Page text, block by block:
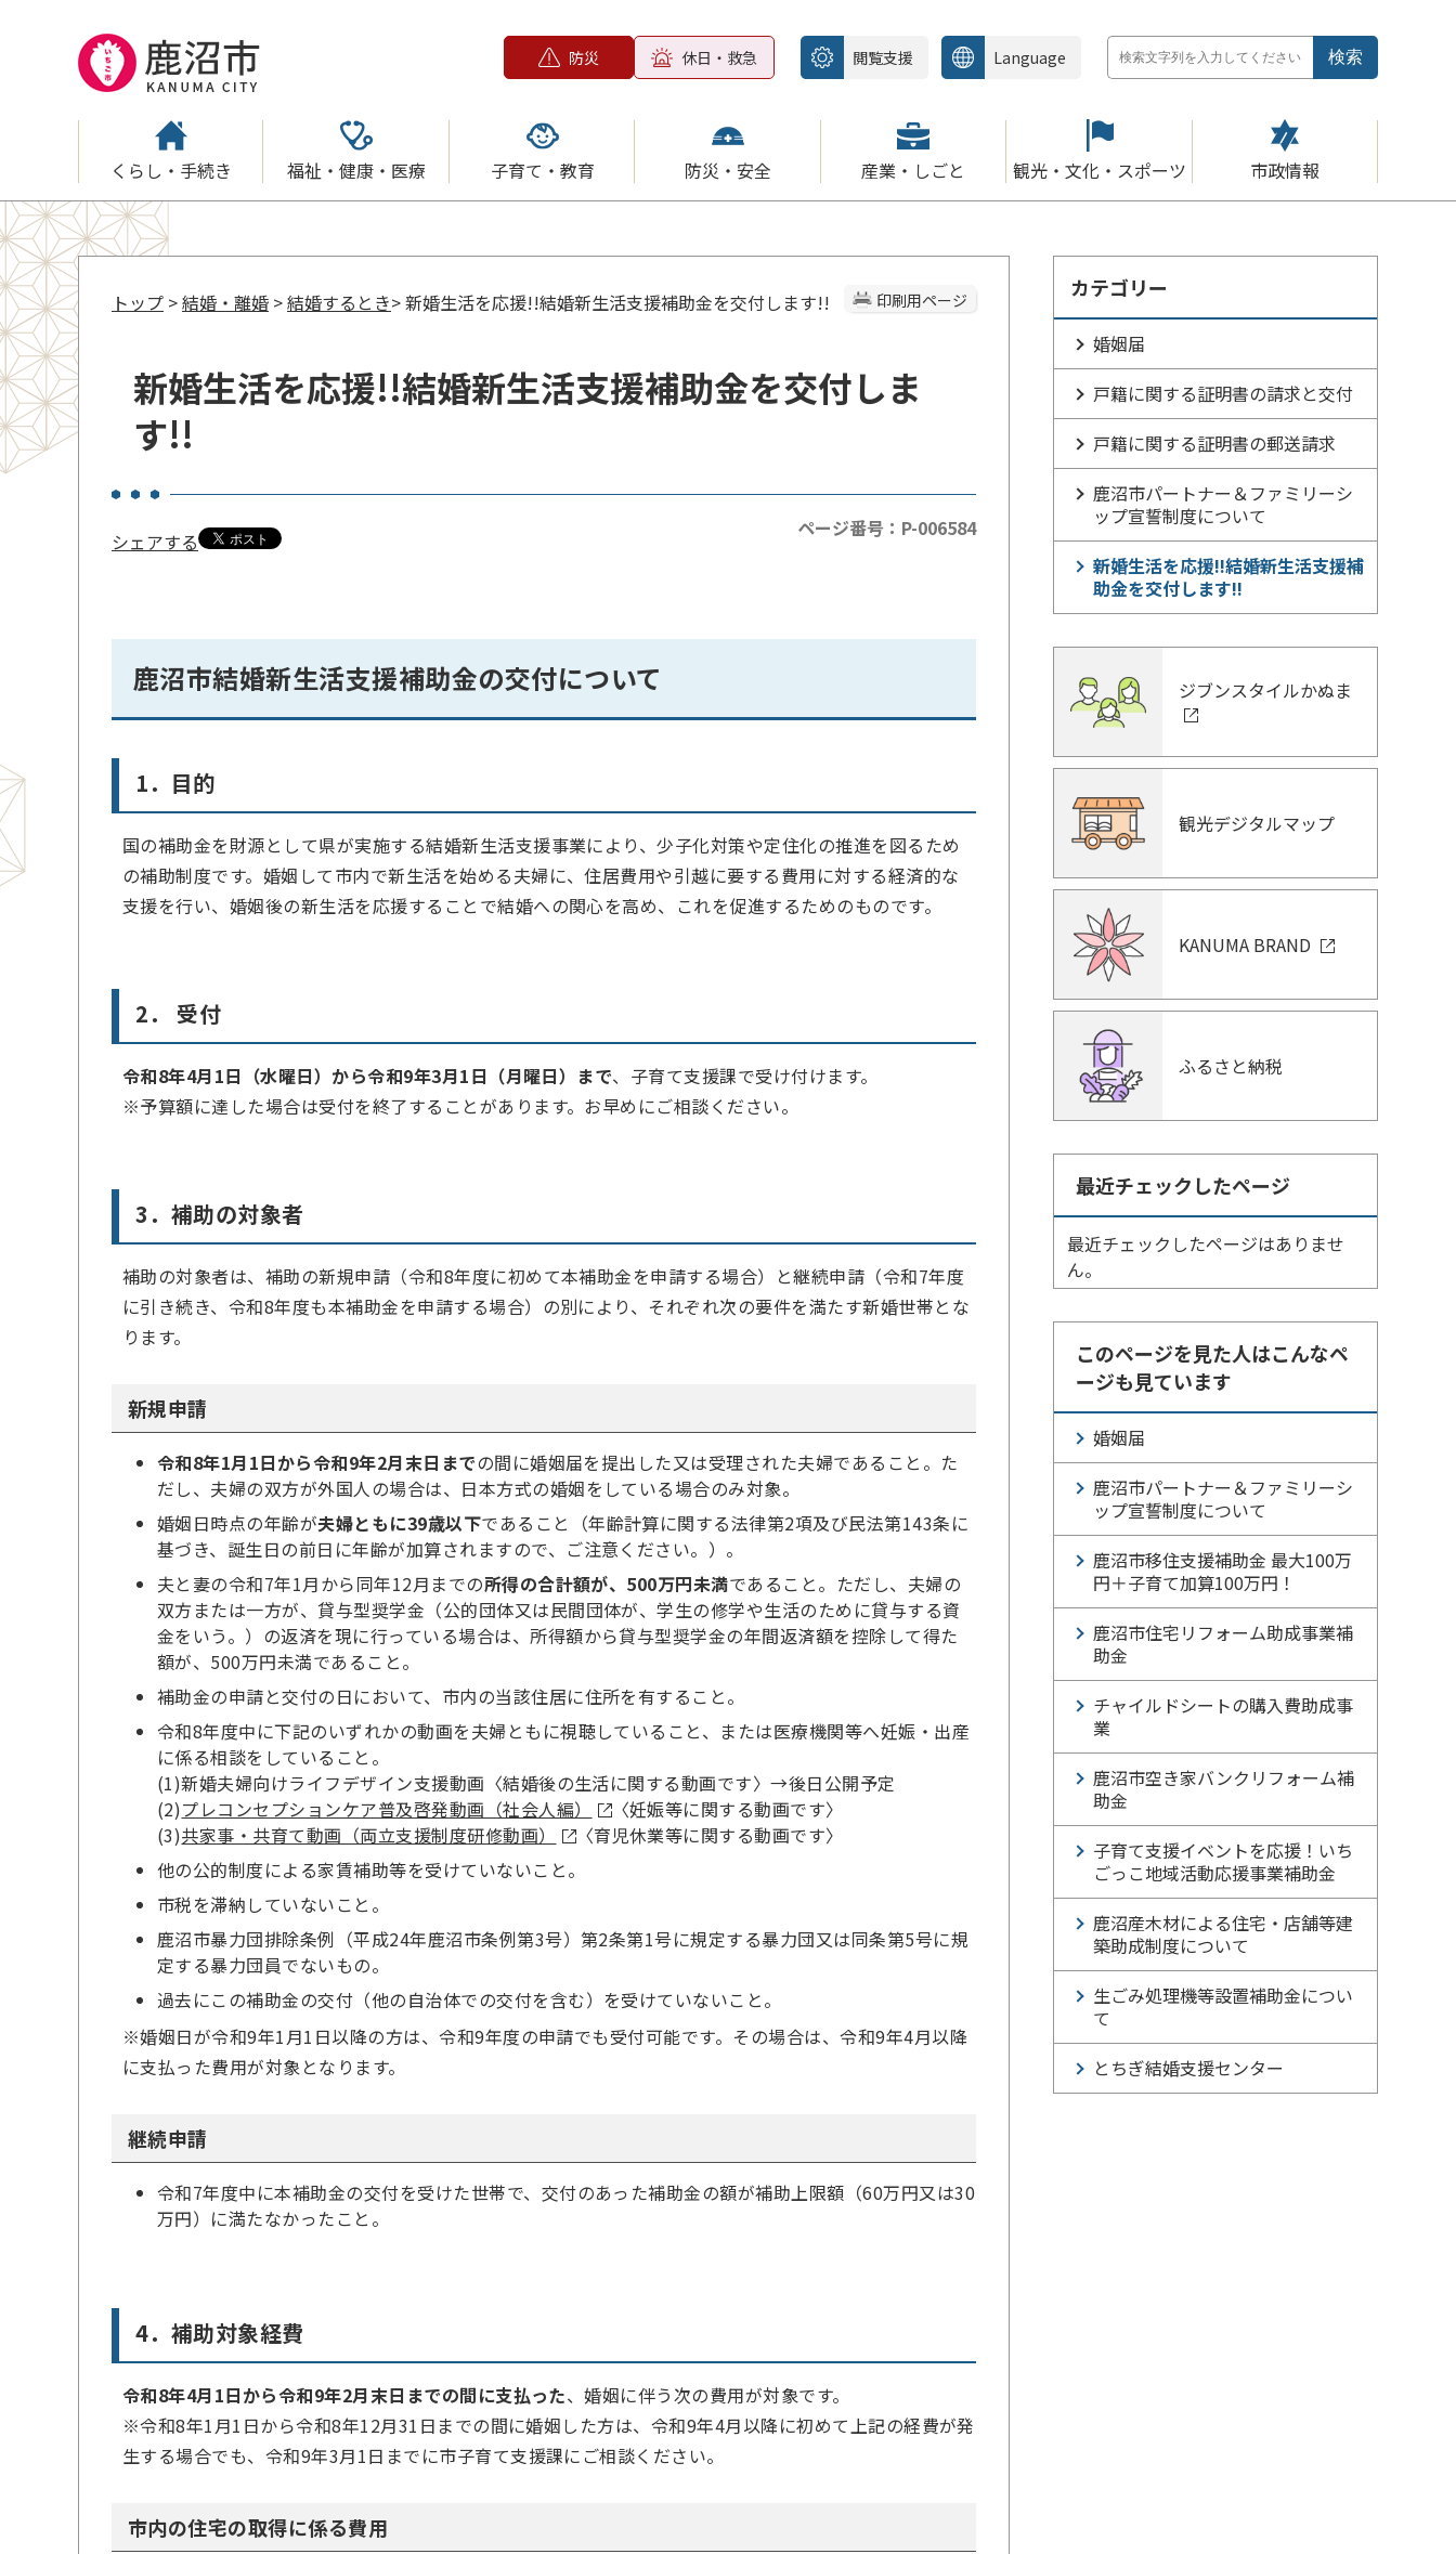
防災 休日・救急 閲覧支援 Language
くらし・手続き 福祉・健康・医療 子育て・教育 防災・安全 産業・しごと 観光・文化・スポーツ 市政情報
印刷用ページ
トップ >結婚・離婚 >結婚するとき> 新婚生活を応援!!結婚新生活支援補助金を交付します!!
新婚生活を応援!!結婚新生活支援補助金を交付しま
す!!
ページ番号：P-006584
シェアする
鹿沼市結婚新生活支援補助金の交付について
1．目的
国の補助金を財源として県が実施する結婚新生活支援事業により、少子化対策や定住化の推進を図るため
の補助制度です。婚姻して市内で新生活を始める夫婦に、住居費用や引越に要する費用に対する経済的な
支援を行い、婚姻後の新生活を応援することで結婚への関心を高め、これを促進するためのものです。
2． 受付
令和8年4月1日（水曜日）から令和9年3月1日（月曜日）まで、子育て支援課で受け付けます。
※予算額に達した場合は受付を終了することがあります。お早めにご相談ください。
3．補助の対象者
補助の対象者は、補助の新規申請（令和8年度に初めて本補助金を申請する場合）と継続申請（令和7年度
に引き続き、令和8年度も本補助金を申請する場合）の別により、それぞれ次の要件を満たす新婚世帯とな
ります。
新規申請
令和8年1月1日から令和9年2月末日までの間に婚姻届を提出した又は受理された夫婦であること。た
だし、夫婦の双方が外国人の場合は、日本方式の婚姻をしている場合のみ対象。
婚姻日時点の年齢が夫婦ともに39歳以下であること（年齢計算に関する法律第2項及び民法第143条に
基づき、誕生日の前日に年齢が加算されますので、ご注意ください。）。
夫と妻の令和7年1月から同年12月までの所得の合計額が、500万円未満であること。ただし、夫婦の
双方または一方が、貸与型奨学金（公的団体又は民間団体が、学生の修学や生活のために貸与する資
金をいう。）の返済を現に行っている場合は、所得額から貸与型奨学金の年間返済額を控除して得た
額が、500万円未満であること。
補助金の申請と交付の日において、市内の当該住居に住所を有すること。
令和8年度中に下記のいずれかの動画を夫婦ともに視聴していること、または医療機関等へ妊娠・出産
に係る相談をしていること。
(1)新婚夫婦向けライフデザイン支援動画〈結婚後の生活に関する動画です〉→後日公開予定
(2)プレコンセプションケア普及啓発動画（社会人編）
〈妊娠等に関する動画です〉
(3)共家事・共育て動画（両立支援制度研修動画）
〈育児休業等に関する動画です〉
他の公的制度による家賃補助等を受けていないこと。
市税を滞納していないこと。
鹿沼市暴力団排除条例（平成24年鹿沼市条例第3号）第2条第1号に規定する暴力団又は同条第5号に規
定する暴力団員でないもの。
過去にこの補助金の交付（他の自治体での交付を含む）を受けていないこと。
※婚姻日が令和9年1月1日以降の方は、令和9年度の申請でも受付可能です。その場合は、令和9年4月以降
に支払った費用が対象となります。
継続申請
令和7年度中に本補助金の交付を受けた世帯で、交付のあった補助金の額が補助上限額（60万円又は30
万円）に満たなかったこと。
4．補助対象経費
令和8年4月1日から令和9年2月末日までの間に支払った、婚姻に伴う次の費用が対象です。
※令和8年1月1日から令和8年12月31日までの間に婚姻した方は、令和9年4月以降に初めて上記の経費が発
生する場合でも、令和9年3月1日までに市子育て支援課にご相談ください。
市内の住宅の取得に係る費用
カテゴリー
婚姻届
戸籍に関する証明書の請求と交付
戸籍に関する証明書の郵送請求
鹿沼市パートナー＆ファミリーシ
ップ宣誓制度について
新婚生活を応援!!結婚新生活支援補
助金を交付します!!
ジブンスタイルかぬま
観光デジタルマップ
KANUMA BRAND
ふるさと納税
最近チェックしたページ
最近チェックしたページはありませ
ん。
このページを見た人はこんなペ
ージも見ています
婚姻届
鹿沼市パートナー＆ファミリーシ
ップ宣誓制度について
鹿沼市移住支援補助金 最大100万
円＋子育て加算100万円！
鹿沼市住宅リフォーム助成事業補
助金
チャイルドシートの購入費助成事
業
鹿沼市空き家バンクリフォーム補
助金
子育て支援イベントを応援！いち
ごっこ地域活動応援事業補助金
鹿沼産木材による住宅・店舗等建
築助成制度について
生ごみ処理機等設置補助金につい
て
とちぎ結婚支援センター